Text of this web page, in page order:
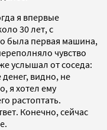
я впервые
30 лет, с
была первая машина,
чувство
услышал от соседа:
видно, не
я хотел ему
растоптать.
Конечно, сейчас